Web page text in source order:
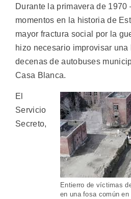
Durante la primavera de 1970
momentos en la historia de
mayor fractura social por la
hizo necesario improvisar una
decenas de autobuses
Casa Blanca.
Entierro de víctimas
en una fosa común
El
Servicio
Secreto,